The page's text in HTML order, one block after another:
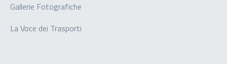
Gallerie Fotografiche
La Voce dei Trasporti